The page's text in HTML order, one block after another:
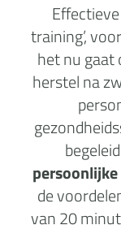
training’,
het nu
herstel na
de
van 20